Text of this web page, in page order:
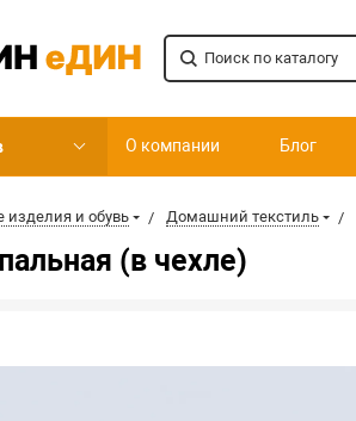
О компании Блог
и обувь Домашний текстиль
(в чехле)